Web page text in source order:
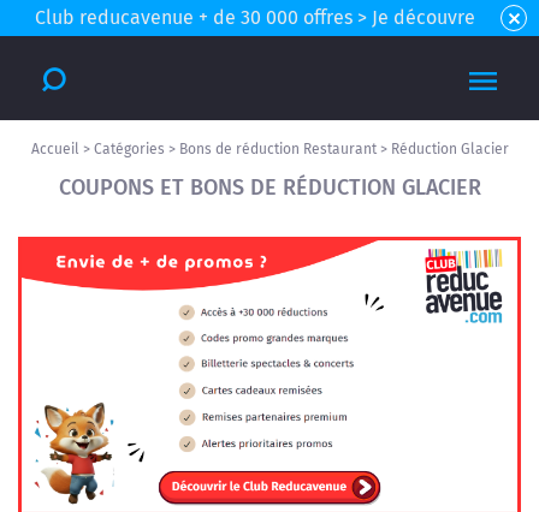
Club reducavenue + de 30 000 offres > Je découvre
Accueil > Catégories > Bons de réduction Restaurant> Réduction Glacier
COUPONS ET BONS DE RÉDUCTION GLACIER